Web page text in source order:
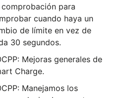
para
cuando haya un
de límite en vez de
30 segundos.
Mejoras generales de
Charge.
Manejamos los